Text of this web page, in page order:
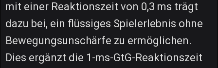
mit einer Reaktionszeit von 0,3 ms trägt
dazu bei, ein flüssiges Spielerlebnis ohne
Bewegungsunschärfe zu ermöglichen.
Dies ergänzt die 1-ms-GtG-Reaktionszeit